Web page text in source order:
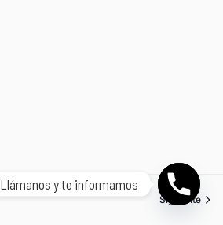
Siguiente
Llámanos y te informamos